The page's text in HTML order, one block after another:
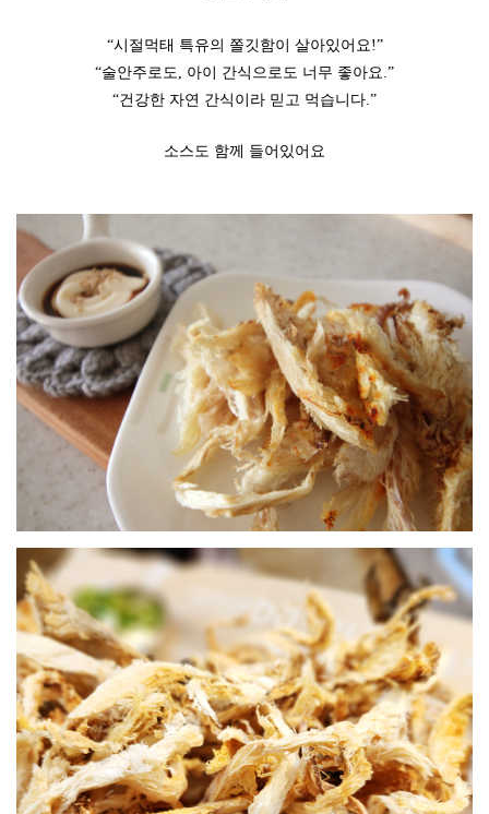
“시절먹태 특유의 쫄깃함이 살아있어요!”
“술안주로도, 아이 간식으로도 너무 좋아요.”
“건강한 자연 간식이라 믿고 먹습니다.”
소스도 함께 들어있어요